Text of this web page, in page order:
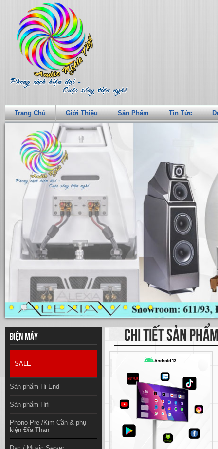
Trang Chủ Giới Thiệu Sản Phẩm Tin Tức
Điện máy
SALE
Sản phẩm Hi-End
Sản phẩm Hifi
Phono Pre /Kim Cần & phụ
kiện Đĩa Than
CHI TIẾT SẢN PHẨM